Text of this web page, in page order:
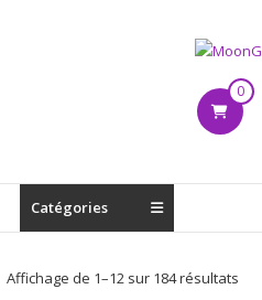
MoonGraffiti 0
Catégories
Affichage de 1–12 sur 184 résultatsTrié